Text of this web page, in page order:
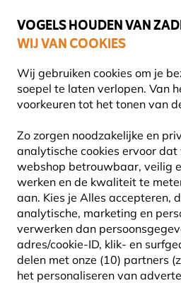
VOGELS HOUDEN VAN
WIJ VAN COOKIES
Wij gebruiken cookies om je
soepel te laten verlopen. Van
voorkeuren tot het tonen van
Zo zorgen noodzakelijke en
analytische cookies ervoor
webshop betrouwbaar, veilig
werken en de kwaliteit te
aan. Kies je Alles accepteren,
analytische, marketing en
verwerken dan
adres/cookie-ID, klik- en
delen met onze (10) partners
het personaliseren van
Uitstekend
Gratis